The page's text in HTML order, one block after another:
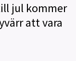
jul kommer
att vara